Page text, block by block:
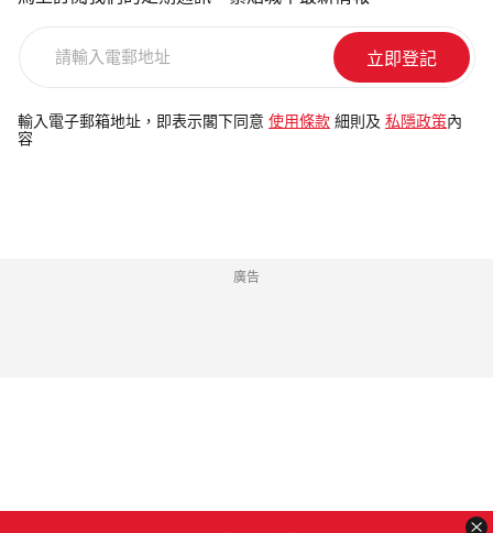
電
郵
輸入電子郵箱地址，即表示閣下同意 使用條款 細則及 私隱政策內
容
廣告